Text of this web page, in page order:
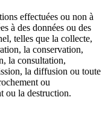
effectuées ou non à
à des données ou des
telles que la collecte,
la conservation,
la consultation,
la diffusion ou toute
ou
ou la destruction.